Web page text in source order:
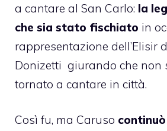
a cantare al San Carlo: la
che sia stato fischiato in
rappresentazione dell’Elisir
Donizetti giurando che non
tornato a cantare in città.
Così fu, ma Caruso